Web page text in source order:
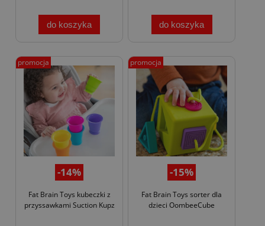
do koszyka do koszyka
-14%
Fat Brain Toys kubeczki z
przyssawkami Suction Kupz
promocja
-15%
Fat Brain Toys sorter dla
dzieci OombeeCube
promocja